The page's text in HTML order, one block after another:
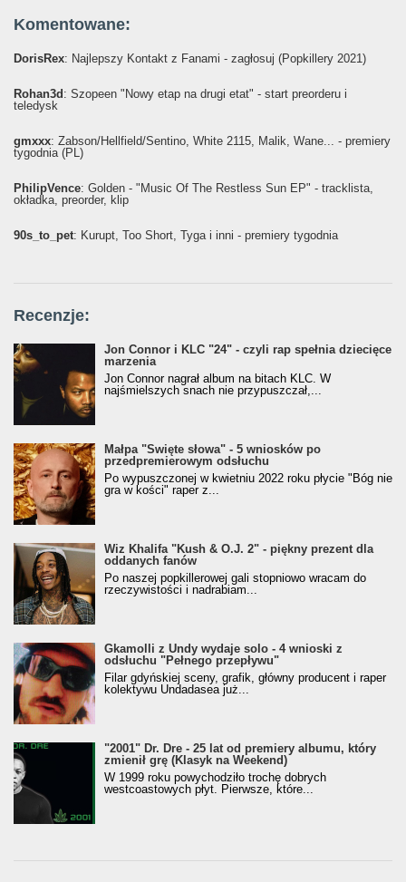
Komentowane:
DorisRex: Najlepszy Kontakt z Fanami - zagłosuj (Popkillery 2021)
Rohan3d : Szopeen "Nowy etap na drugi etat" - start preorderu i
teledysk
gmxxx: Żabson/Hellfield/Sentino, White 2115, Malik, Wane... - premiery
tygodnia (PL)
PhilipVence: Golden - "Music Of The Restless Sun EP" - tracklista,
okładka, preorder, klip
90s_to_pet: Kurupt, Too Short, Tyga i inni - premiery tygodnia
Recenzje:
Jon Connor i KLC "24" - czyli rap spełnia dziecięce
marzenia
Jon Connor nagrał album na bitach KLC. W
najśmielszych snach nie przypuszczał,...
Małpa "Święte słowa" - 5 wniosków po
przedpremierowym odsłuchu
Po wypuszczonej w kwietniu 2022 roku płycie "Bóg nie
gra w kości" raper z...
Wiz Khalifa "Kush & O.J. 2" - piękny prezent dla
oddanych fanów
Po naszej popkillerowej gali stopniowo wracam do
rzeczywistości i nadrabiam...
Gkamolli z Undy wydaje solo - 4 wnioski z
odsłuchu "Pełnego przepływu"
Filar gdyńskiej sceny, grafik, główny producent i raper
kolektywu Undadasea już...
"2001" Dr. Dre - 25 lat od premiery albumu, który
zmienił grę (Klasyk na Weekend)
W 1999 roku powychodziło trochę dobrych
westcoastowych płyt. Pierwsze, które...